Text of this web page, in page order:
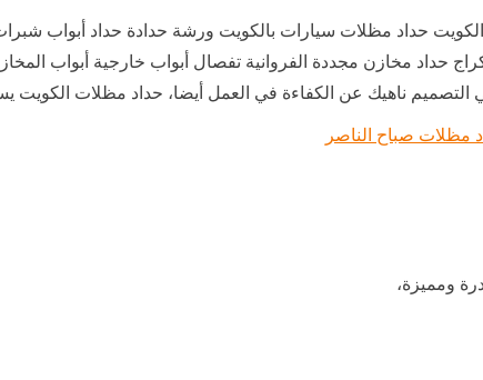
الكويت حداد مظلات سيارات بالكويت ورشة حدادة حداد أبواب
مخازن مجددة الفروانية تفصال أبواب خارجية أبواب
ناهيك عن الكفاءة في العمل أيضا، حداد مظلات الكويت
مظلات صباح الناصر
ومميزة،